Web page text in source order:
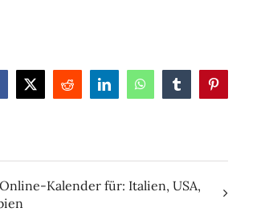
X Reddit LinkedInWhatsAppTumblrPinterest
Kalender für: Italien, USA,